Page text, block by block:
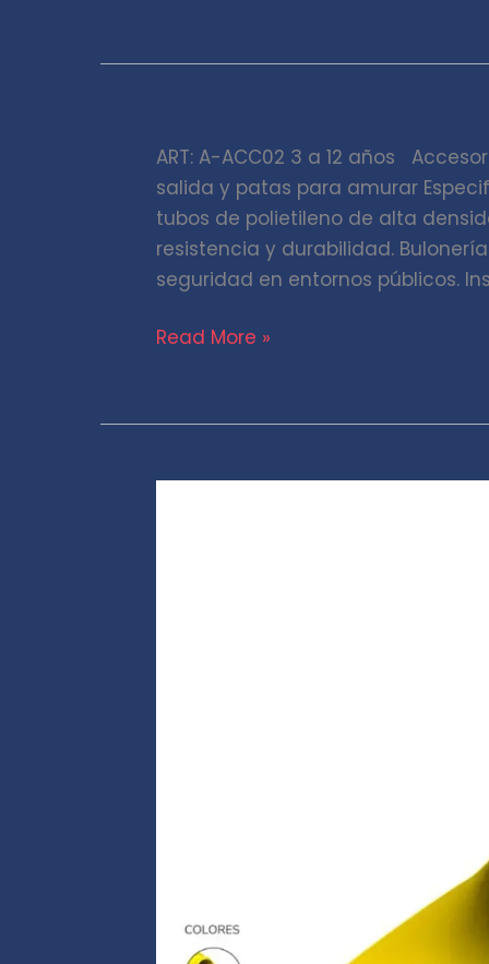
ART: A-ACC02 3 a 12 años
salida y patas para amurar
tubos de polietileno de alta
resistencia y durabilidad.
seguridad en entornos públicos.
Bajada
tubo
Read More »